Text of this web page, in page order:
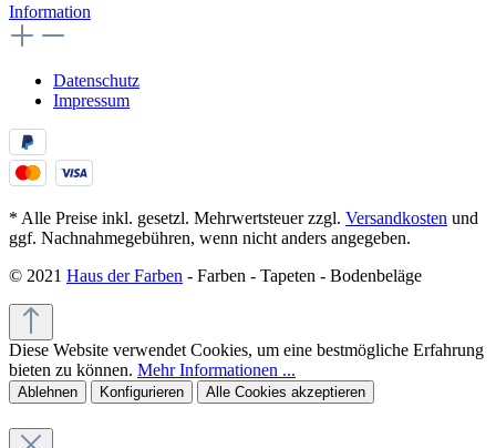
Information
Datenschutz
Impressum
* Alle Preise inkl. gesetzl. Mehrwertsteuer zzgl. Versandkosten und
ggf. Nachnahmegebühren, wenn nicht anders angegeben.
© 2021 Haus der Farben - Farben - Tapeten - Bodenbeläge
Diese Website verwendet Cookies, um eine bestmögliche Erfahrung
bieten zu können. Mehr Informationen ...
Ablehnen Konfigurieren Alle Cookies akzeptieren